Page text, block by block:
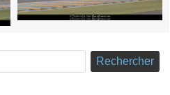
Rechercher